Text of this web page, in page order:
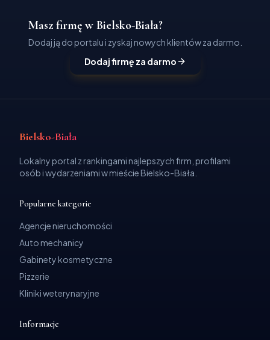
Masz firmę w Bielsko-Biała?
Dodaj ją do portalu i zyskaj nowych klientów za darmo.
Dodaj firmę za darmo
Bielsko-Biała
Lokalny portal z rankingami najlepszych firm, profilami
osób i wydarzeniami w mieście Bielsko-Biała.
Popularne kategorie
Agencje nieruchomości
Auto mechanicy
Gabinety kosmetyczne
Pizzerie
Kliniki weterynaryjne
Informacje